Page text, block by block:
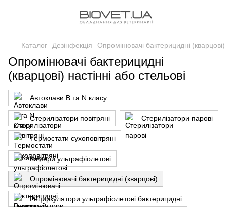
Каталог Дезінфекція Опромінювачі бактерицидні (кварцові)
Опромінювачі бактерицидні
(кварцові) настінні або стельові
Автоклави B та N класу
Стерилізатори повітряні Стерилізатори парові
Термостати сухоповітряні
Камери ультрафіолетові
Опромінювачі бактерицидні (кварцові)
Рециркулятори ультрафіолетові бактерицидні